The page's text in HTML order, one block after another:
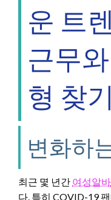
운 트
근무
형 찾기
변화하
최근 몇 년간 여성알바
다. 특히 COVID-19